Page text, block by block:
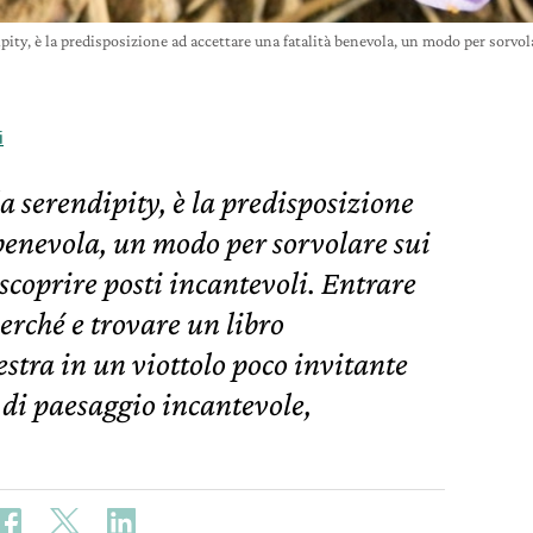
è la predisposizione ad accettare una fatalità benevola, un modo per
serendipity, è la predisposizione
un modo per sorvolare sui
posti incantevoli. Entrare
e trovare un libro
in un viottolo poco invitante
paesaggio incantevole,